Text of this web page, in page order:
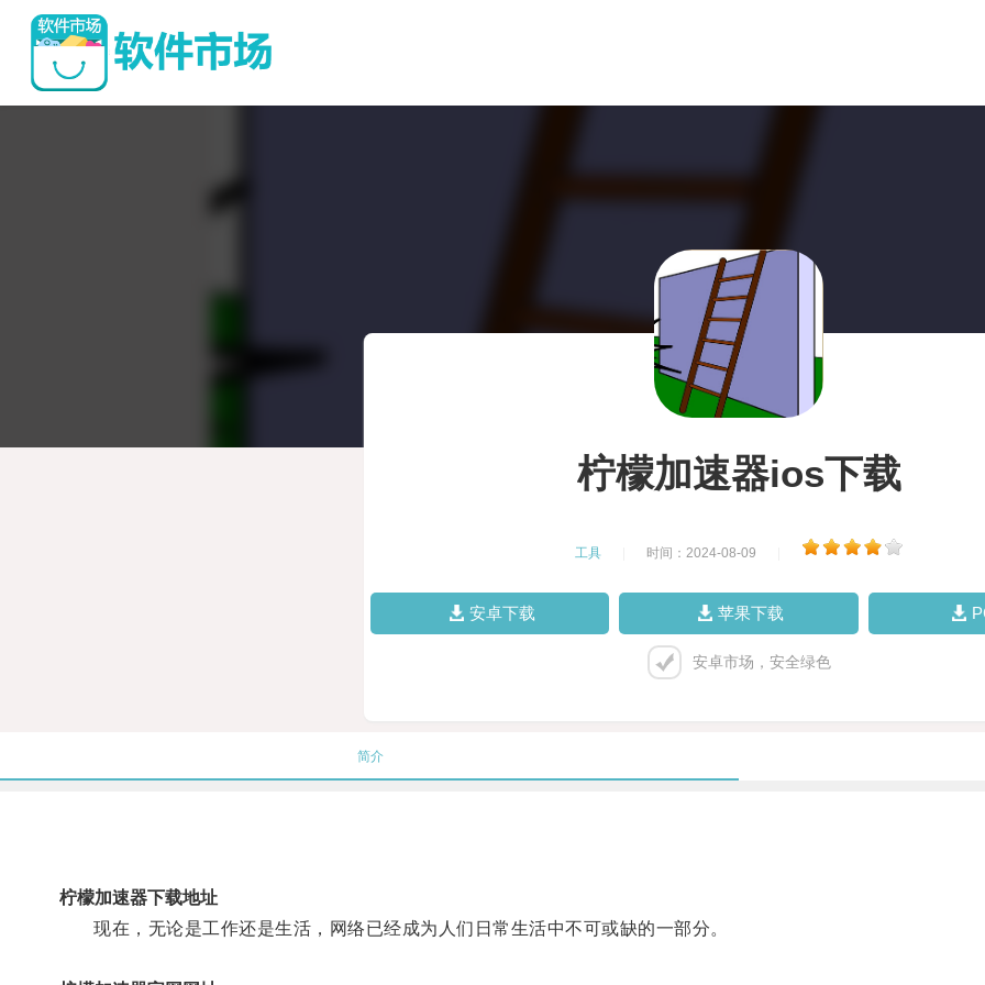
柠檬加速器ios下载
工具 时间：2024-08-09
安卓下载 苹果下载
安卓市场，安全绿色
简介
柠檬加速器下载地址
现在，无论是工作还是生活，网络已经成为人们日常生活中不可或缺的一部分。